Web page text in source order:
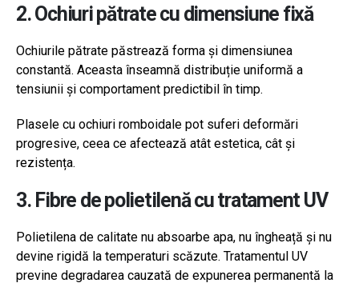
2. Ochiuri pătrate cu dimensiune fixă
Ochiurile pătrate păstrează forma și dimensiunea
constantă. Aceasta înseamnă distribuție uniformă a
tensiunii și comportament predictibil în timp.
Plasele cu ochiuri romboidale pot suferi deformări
progresive, ceea ce afectează atât estetica, cât și
rezistența.
3. Fibre de polietilenă cu tratament UV
Polietilena de calitate nu absoarbe apa, nu îngheață și nu
devine rigidă la temperaturi scăzute. Tratamentul UV
previne degradarea cauzată de expunerea permanentă la